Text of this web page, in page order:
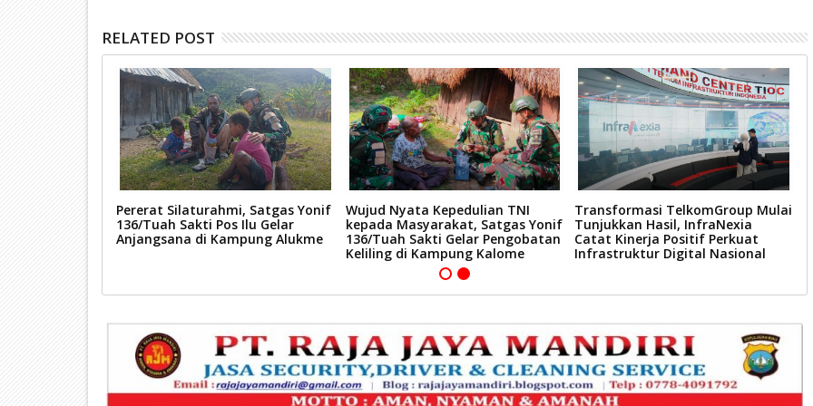
RELATED POST
Pererat Silaturahmi, Satgas Yonif
136/Tuah Sakti Pos Ilu Gelar
Anjangsana di Kampung Alukme
Wujud Nyata Kepedulian TNI
kepada Masyarakat, Satgas Yonif
136/Tuah Sakti Gelar Pengobatan
Keliling di Kampung Kalome
Transformasi TelkomGroup Mulai
Tunjukkan Hasil, InfraNexia
Catat Kinerja Positif Perkuat
Infrastruktur Digital Nasional